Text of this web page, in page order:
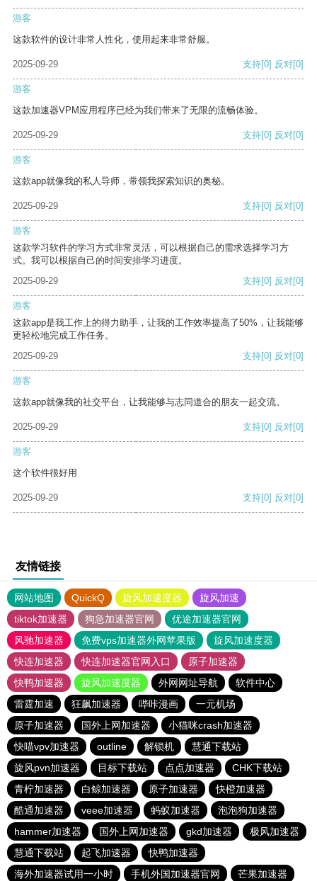
游客
这款软件的设计非常人性化，使用起来非常舒服。
2025-09-29 支持[0] 反对[0]
游客
这款加速器VPM应用程序已经为我们带来了无限的流畅体验。
2025-09-29 支持[0] 反对[0]
游客
这款app就像我的私人导师，带领我探索知识的奥秘。
2025-09-29 支持[0] 反对[0]
游客
这款学习软件的学习方式非常灵活，可以根据自己的需求选择学习方
式。我可以根据自己的时间安排学习进度。
2025-09-29
支持[0] 反对[0]
游客
这款app是我工作上的得力助手，让我的工作效率提高了50%，让我能够
更轻松地完成工作任务。
2025-09-29
支持[0] 反对[0]
游客
这款app就像我的社交平台，让我能够与志同道合的朋友一起交流。
2025-09-29 支持[0] 反对[0]
游客
这个软件很好用
2025-09-29 支持[0] 反对[0]
友情链接
网站地图 QuickQ 旋风加速度器
旋风加速
tiktok加速器
狗急加速器官网
优途加速器官网
风驰加速器
免费vps加速器外网苹果版
旋风加速度器
快连加速器
快连加速器官网入口
原子加速器
快鸭加速器
旋风加速度器 外网网址导航
软件中心
雷霆加速
狂飙加速器 哔咔漫画
一元机场
原子加速器
国外上网加速器
小猫咪crash加速器
快喵vpv加速器
outline 解锁机
慧通下载站
旋风pvn加速器
目标下载站 点点加速器
CHK下载站
青柠加速器
白鲸加速器 原子加速器
快橙加速器
酷通加速器
veee加速器 蚂蚁加速器
泡泡狗加速器
hammer加速器
国外上网加速器 gkd加速器
极风加速器
慧通下载站
起飞加速器
快鸭加速器
海外加速器试用一小时
手机外国加速器官网 芒果加速器